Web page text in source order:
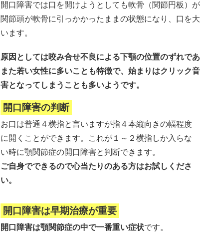
開口障害では口を開けようとしても軟骨（関節円板）
関節頭が軟骨に引っかかったままの状態になり、口を
います。
原因としては咬み合せ不良による下顎の位置のずれで
また若い女性に多いことも特徴で、始まりはクリック
害となってしまうことも多いようです。
開口障害の判断
お口は普通４横指と言いますが指４本縦向きの幅程度
に開くことができます。これが１～２横指しか入らな
い時に顎関節症の開口障害と判断できます。
ご自身でできるので心当たりのある方はお試しくださ
い。
開口障害は早期治療が重要
開口障害は顎関節症の中で一番重い症状です。